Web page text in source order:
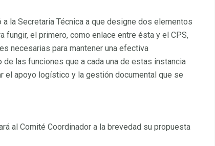
la Secretaria Técnica a que designe dos elementos
fungir, el primero, como enlace entre ésta y el CPS,
necesarias para mantener una efectiva
las funciones que a cada una de estas instancia
el apoyo logístico y la gestión documental que se
al Comité Coordinador a la brevedad su propuesta